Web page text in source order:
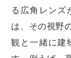
る広角レンズ
は、その視野
観と一緒に建